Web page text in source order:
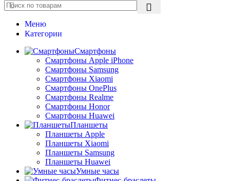
Меню
Категории
Смартфоны
Смартфоны Apple iPhone
Смартфоны Samsung
Смартфоны Xiaomi
Смартфоны OnePlus
Смартфоны Realme
Смартфоны Honor
Смартфоны Huawei
Планшеты
Планшеты Apple
Планшеты Xiaomi
Планшеты Samsung
Планшеты Huawei
Умные часы